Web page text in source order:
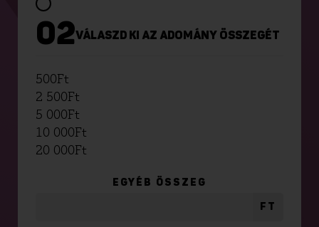
02VÁLASZD KI AZ ADOMÁNY ÖSSZEGÉT
500Ft
2 500Ft
5 000Ft
10 000Ft
20 000Ft
EGYÉB ÖSSZEG
FT